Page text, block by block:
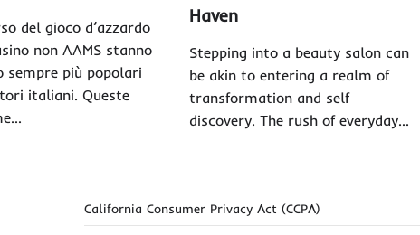
del gioco d’azzardo
non AAMS stanno
sempre più popolari
italiani. Queste
Haven
Stepping into a beauty salon can
be akin to entering a realm of
transformation and self-
discovery. The rush of everyday…
California Consumer Privacy Act (CCPA)